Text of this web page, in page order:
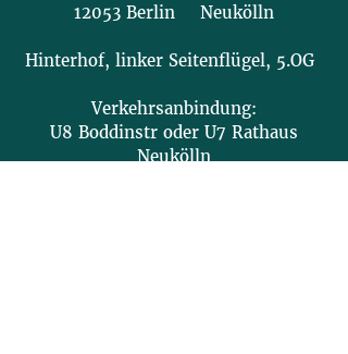
12053 Berlin Neukölln
Hinterhof, linker Seitenflügel, 5.OG
Verkehrsanbindung:
U8 Boddinstr oder U7 Rathaus
Neukölln